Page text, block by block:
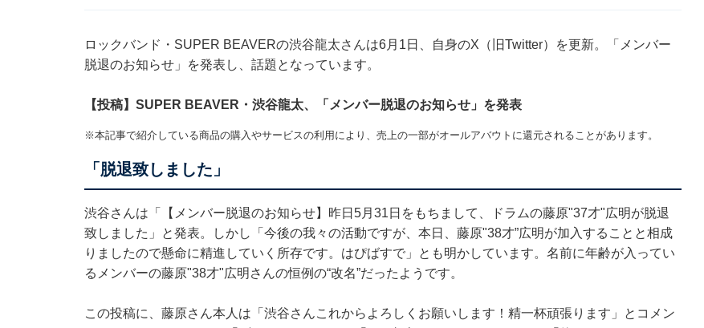
ロックバンド・SUPER BEAVERの渋谷龍太さんは6月1日、自身のX（旧Twitter）を更新。「メンバー
脱退のお知らせ」を発表し、話題となっています。
【投稿】SUPER BEAVER・渋谷龍太、「メンバー脱退のお知らせ」を発表
※本記事で紹介している商品の購入やサービスの利用により、売上の一部がオールアバウトに還元されることがあります。
「脱退致しました」
渋谷さんは「【メンバー脱退のお知らせ】昨日5月31日をもちまして、ドラムの藤原"37才"広明が脱退
致しました」と発表。しかし「今後の我々の活動ですが、本日、藤原"38才”広明が加入することと相成
りましたので懸命に精進していく所存です。はぴばすで」とも明かしています。名前に年齢が入ってい
るメンバーの藤原"38才"広明さんの恒例の“改名”だったようです。
この投稿に、藤原さん本人は「渋谷さんこれからよろしくお願いします！精一杯頑張ります」とコメン